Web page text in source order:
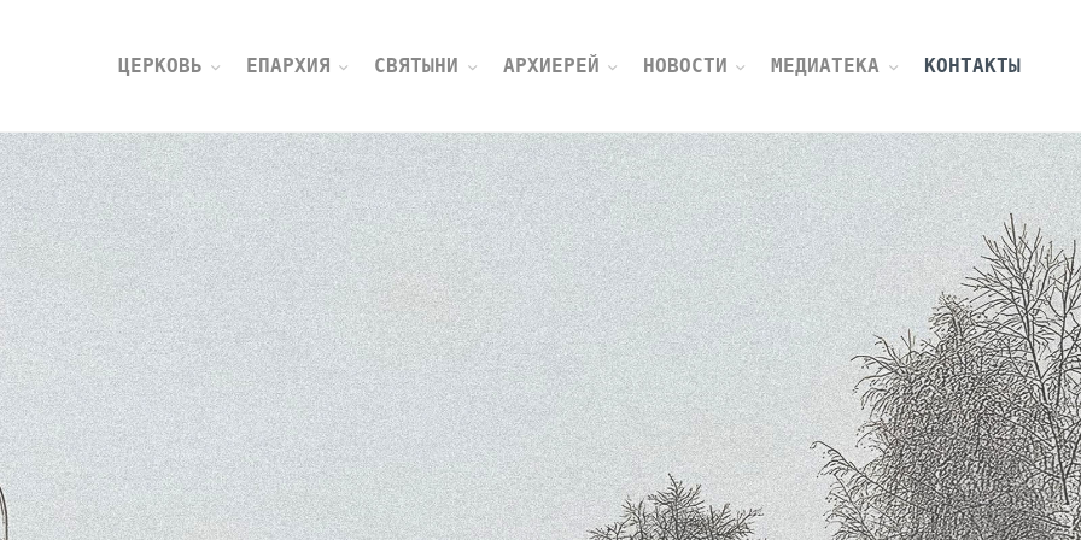
ЦЕРКОВЬ ЕПАРХИЯ СВЯТЫНИ АРХИЕРЕЙ НОВОСТИ МЕДИАТЕКА КОНТАКТЫ